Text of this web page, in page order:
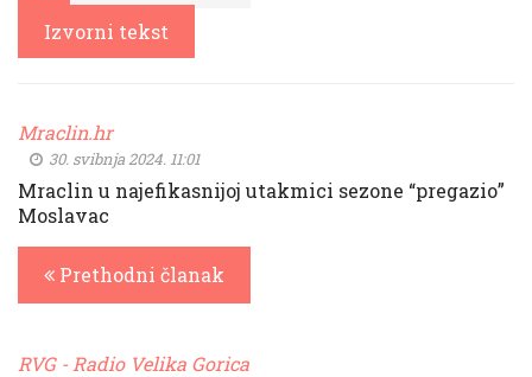
Izvorni tekst
Mraclin.hr
30. svibnja 2024. 11:01
Mraclin u najefikasnijoj utakmici sezone “pregazio”
Moslavac
Prethodni članak
RVG - Radio Velika Gorica